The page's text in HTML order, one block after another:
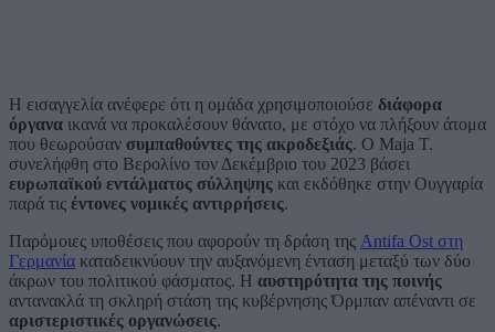
Η εισαγγελία ανέφερε ότι η ομάδα χρησιμοποιούσε διάφορα
όργανα ικανά να προκαλέσουν θάνατο, με στόχο να πλήξουν άτομα
που θεωρούσαν συμπαθούντες της ακροδεξιάς. Ο Maja T.
συνελήφθη στο Βερολίνο τον Δεκέμβριο του 2023 βάσει
ευρωπαϊκού εντάλματος σύλληψης και εκδόθηκε στην Ουγγαρία
παρά τις έντονες νομικές αντιρρήσεις.
Παρόμοιες υποθέσεις που αφορούν τη δράση της Antifa Ost στη
Γερμανία καταδεικνύουν την αυξανόμενη ένταση μεταξύ των δύο
άκρων του πολιτικού φάσματος. Η αυστηρότητα της ποινής
αντανακλά τη σκληρή στάση της κυβέρνησης Όρμπαν απέναντι σε
αριστεριστικές οργανώσεις.